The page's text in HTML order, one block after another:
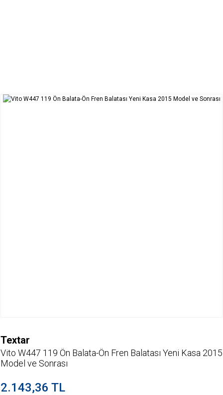
Textar
Vito W447 119 Ön Balata-Ön Fren Balatası Yeni Kasa 2015
Model ve Sonrası
2.143,36 TL